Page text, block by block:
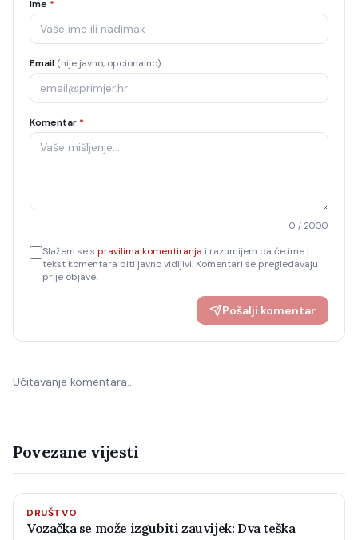
Ime *
Email (nije javno, opcionalno)
Komentar *
0 / 2000
Slažem se s pravilima komentiranja i razumijem da će ime i
tekst komentara biti javno vidljivi. Komentari se pregledavaju
prije objave.
Pošalji komentar
Učitavanje komentara…
Povezane vijesti
DRUŠTVO
Vozačka se može izgubiti zauvijek: Dva teška